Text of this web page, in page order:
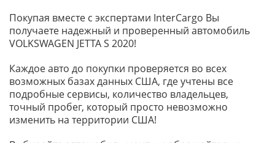
Покупая вместе с экспертами InterCargo Вы
получаете надежный и проверенный автомобиль
VOLKSWAGEN JETTA S 2020!
Каждое авто до покупки проверяется во всех
возможных базах данных США, где учтены все
подробные сервисы, количество владельцев,
точный пробег, который просто невозможно
изменить на территории США!